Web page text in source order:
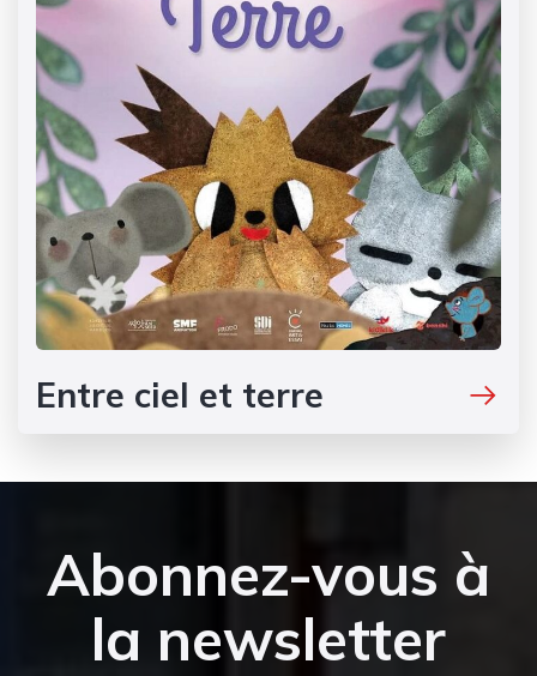
Entre ciel et terre
Abonnez-vous à
la newsletter